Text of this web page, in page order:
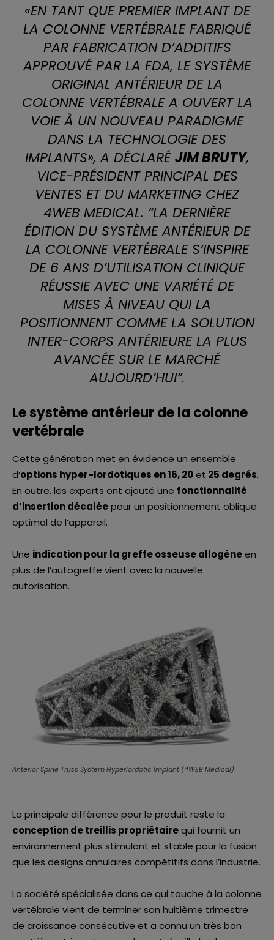
«EN TANT QUE PREMIER IMPLANT DE
LA COLONNE VERTÉBRALE FABRIQUÉ
PAR FABRICATION D’ADDITIFS
APPROUVÉ PAR LA FDA, LE SYSTÈME
ORIGINAL ANTÉRIEUR DE LA
COLONNE VERTÉBRALE A OUVERT LA
VOIE À UN NOUVEAU PARADIGME
DANS LA TECHNOLOGIE DES
IMPLANTS», A DÉCLARÉJIM BRUTY,
VICE-PRÉSIDENT PRINCIPAL DES
VENTES ET DU MARKETING CHEZ
4WEB MEDICAL. “LA DERNIÈRE
ÉDITION DU SYSTÈME ANTÉRIEUR DE
LA COLONNE VERTÉBRALE S’INSPIRE
DE 6 ANS D’UTILISATION CLINIQUE
RÉUSSIE AVEC UNE VARIÉTÉ DE
MISES À NIVEAU QUI LA
POSITIONNENT COMME LA SOLUTION
INTER-CORPS ANTÉRIEURE LA PLUS
AVANCÉE SUR LE MARCHÉ
AUJOURD’HUI”.
Le système antérieur de la colonne
vertébrale
Cette génération met en évidence un ensemble
d’options hyper-lordotiques en 16, 20et 25 degrés.
En outre, les experts ont ajouté une fonctionnalité
d’insertion décaléepour un positionnement oblique
optimal de l’appareil.
Une indication pour la greffe osseuse allogèneen
plus de l’autogreffe vient avec la nouvelle
autorisation.
Anterior Spine Truss System Hyperlordotic Implant (4WEB Medical)
La principale différence pour le produit reste la
conception de treillis propriétairequi fournit un
environnement plus stimulant et stable pour la fusion
que les designs annulaires compétitifs dans l’industrie.
La société spécialisée dans ce qui touche à la colonne
vertébrale vient de terminer son huitième trimestre
de croissance consécutive et a connu un très bon